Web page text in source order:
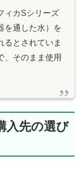
ィカSシリーズ
を通した水）を
るとされていま
、そのまま使用
入先の選び